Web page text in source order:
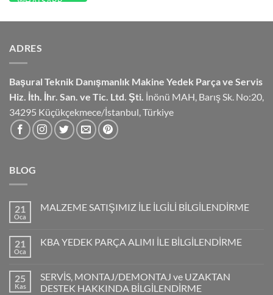
ADRES
Başural Teknik Danışmanlık Makine Yedek Parça ve Servis
Hiz. İth. İhr. San. ve Tic. Ltd. Şti. İnönü MAH, Barış Sk. No:20,
34295 Küçükçekmece/İstanbul, Türkiye
BLOG
21
Oca
MALZEME SATIŞIMIZ İLE İLGİLİ BİLGİLENDİRME
21
Oca
KBA YEDEK PARÇA ALIMI İLE BİLGİLENDİRME
25
Kas
SERVİS, MONTAJ/DEMONTAJ ve UZAKTAN
DESTEK HAKKINDA BİLGİLENDİRME